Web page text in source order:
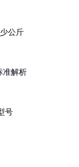
公斤
准解析
号